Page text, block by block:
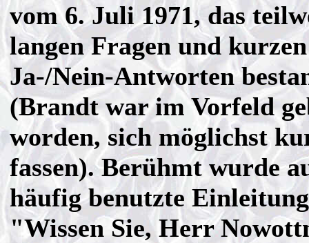
vom 6. Juli 1971, das
langen Fragen und kurzen
Ja-/Nein-Antworten
(Brandt war im Vorfeld
worden, sich möglichst
fassen). Berühmt wurde
häufig benutzte
"Wissen Sie, Herr